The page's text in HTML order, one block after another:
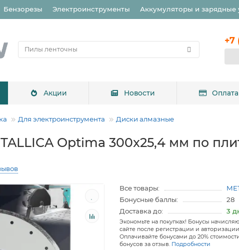
Бензорезы Электроинструменты Аккумуляторы и зарядные
+7
Акции Новости Оплата
Для электроинструмента Диски алмазные
Optima 300x25,4 мм по
Все товары:
Бонусные баллы:
28
Доставка до:
3
Экономьте на покупках! Бонусы
сайте после регистрации и авторизации.
Оплачивайте бонусами до 20%
бонусов за отзыв. Подробности